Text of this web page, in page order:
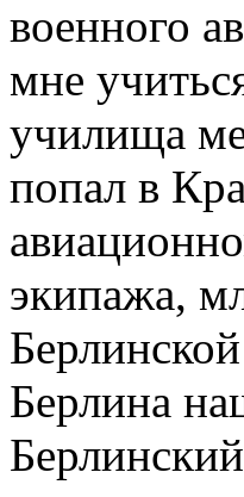
военного
мне
училища
попал в
экипажа,
Берлина